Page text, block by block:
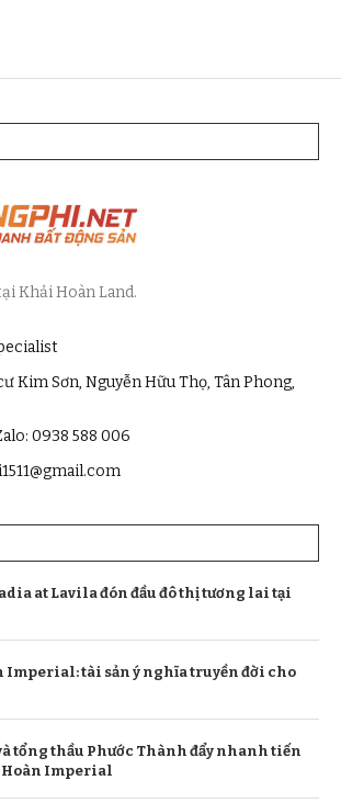
Khải Hoàn Land.
Kim Sơn, Nguyễn Hữu Thọ, Tân Phong,
0938 588 006
at Lavila đón đầu đô thị tương lai tại
Imperial: tài sản ý nghĩa truyền đời cho
tổng thầu Phước Thành đẩy nhanh tiến
Hoàn Imperial